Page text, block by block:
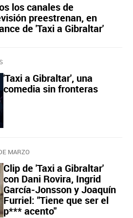
los canales de
preestrenan, en
de 'Taxi a Gibraltar'
'Taxi a Gibraltar', una
comedia sin fronteras
MARZO
Clip de 'Taxi a Gibraltar'
con Dani Rovira, Ingrid
García-Jonsson y Joaquín
Furriel: "Tiene que ser el
p*** acento"